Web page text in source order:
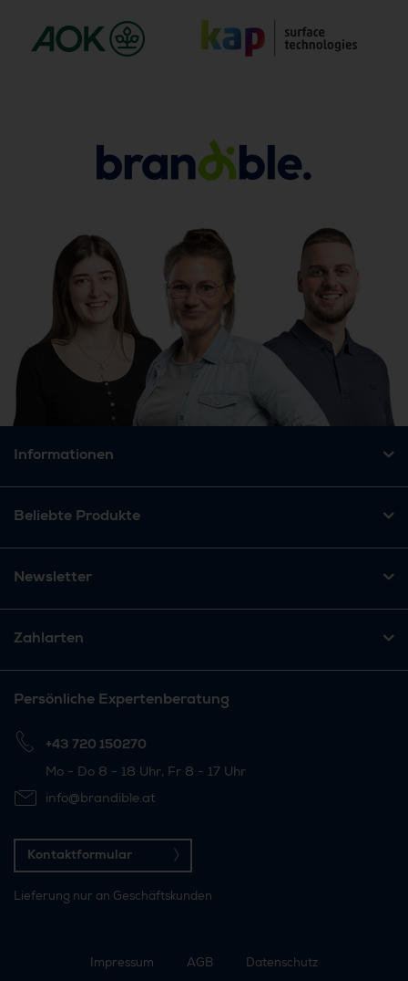
Informationen
Beliebte Produkte
Newsletter
Zahlarten
Persönliche Expertenberatung
+43 720 150270
Mo - Do 8 - 18 Uhr, Fr 8 - 17 Uhr
info@brandible.at
Kontaktformular
Lieferung nur an Geschäftskunden
Impressum AGB Datenschutz